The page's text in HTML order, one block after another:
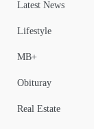
Latest News
Lifestyle
MB+
Obituray
Real Estate